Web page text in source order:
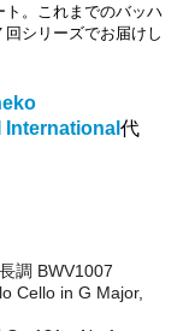
。これまでのバッハ
シリーズでお届けし
International 代
調 BWV1007
Cello in G Major,